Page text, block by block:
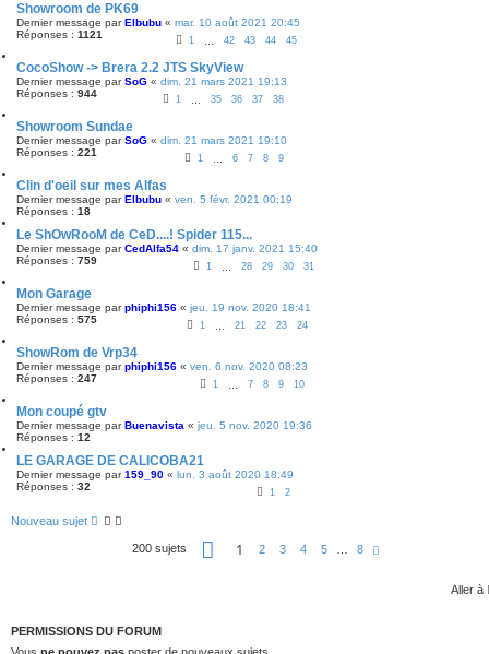
Showroom de PK69
Dernier message parElbubu « mar. 10 août 2021 20:45
Réponses : 1121
1 42 43 44 45
CocoShow -> Brera 2.2 JTS SkyView
Dernier message parSoG « dim. 21 mars 2021 19:13
Réponses : 944
1 35 36 37 38
Showroom Sundae
Dernier message parSoG « dim. 21 mars 2021 19:10
Réponses : 221
1 6 7 8 9
Clin d'oeil sur mes Alfas
Dernier message parElbubu « ven. 5 févr. 2021 00:19
Réponses : 18
Le ShOwRooM de CeD....! Spider 115...
Dernier message parCedAlfa54 « dim. 17 janv. 2021 15:40
Réponses : 759
1 28 29 30 31
Mon Garage
Dernier message parphiphi156 « jeu. 19 nov. 2020 18:41
Réponses : 575
1 21 22 23 24
ShowRom de Vrp34
Dernier message parphiphi156 « ven. 6 nov. 2020 08:23
Réponses : 247
1 7 8 9 10
Mon coupé gtv
Dernier message parBuenavista « jeu. 5 nov. 2020 19:36
Réponses : 12
LE GARAGE DE CALICOBA21
Dernier message par159_90 « lun. 3 août 2020 18:49
Réponses : 32
1 2
Nouveau sujet
200 sujets 1 2 3 4 5 8
Aller à
PERMISSIONS DU FORUM